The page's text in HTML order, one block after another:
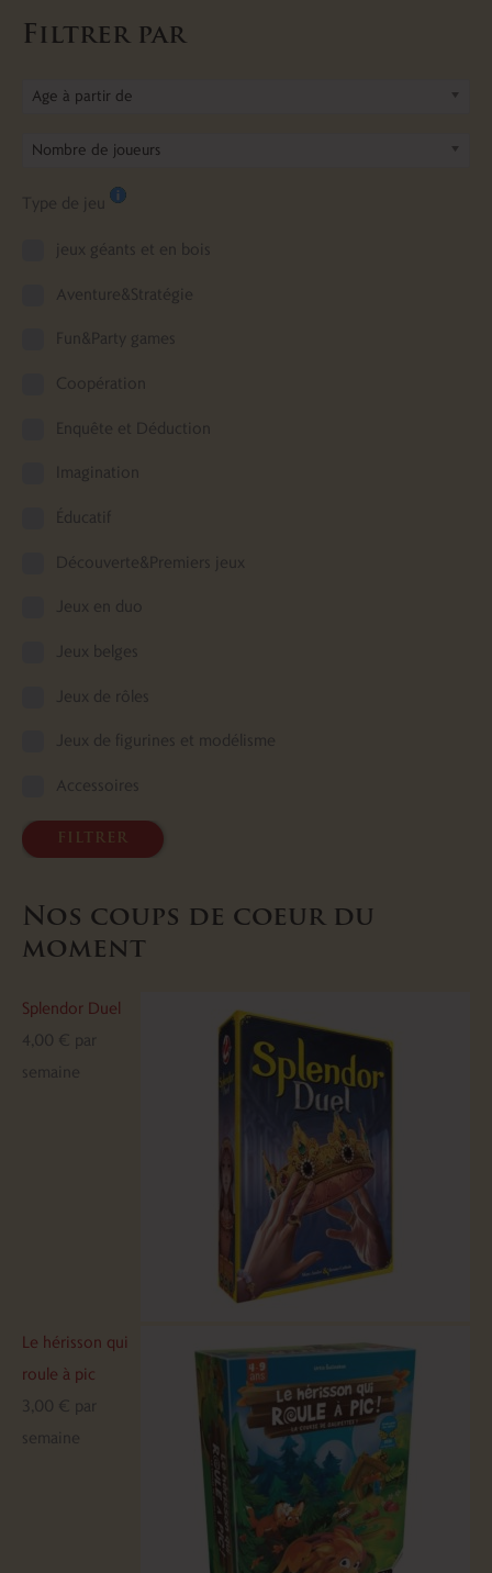
Filtrer par
Age à partir de
Nombre de joueurs
Type de jeu
jeux géants et en bois
Aventure&Stratégie
Fun&Party games
Coopération
Enquête et Déduction
Imagination
Éducatif
Découverte&Premiers jeux
Jeux en duo
Jeux belges
Jeux de rôles
Jeux de figurines et modélisme
Accessoires
filtrer
Nos coups de coeur du
moment
Splendor Duel
4,00 € par
semaine
Le hérisson qui
roule à pic
3,00 € par
semaine